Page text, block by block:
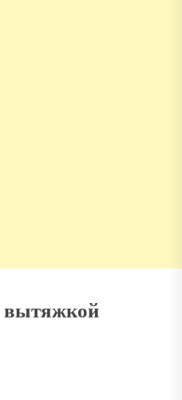
вытяжкой